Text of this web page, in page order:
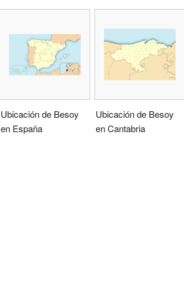
Ubicación de Besoy
en España
Ubicación de Besoy
en Cantabria